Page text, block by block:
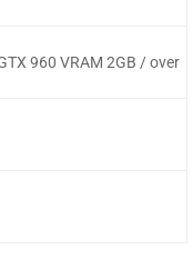
960 VRAM 2GB / over